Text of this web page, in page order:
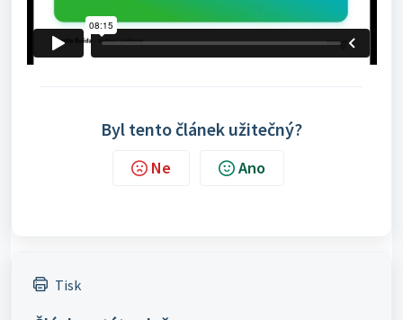
Byl tento článek užitečný?
Ne Ano
Tisk